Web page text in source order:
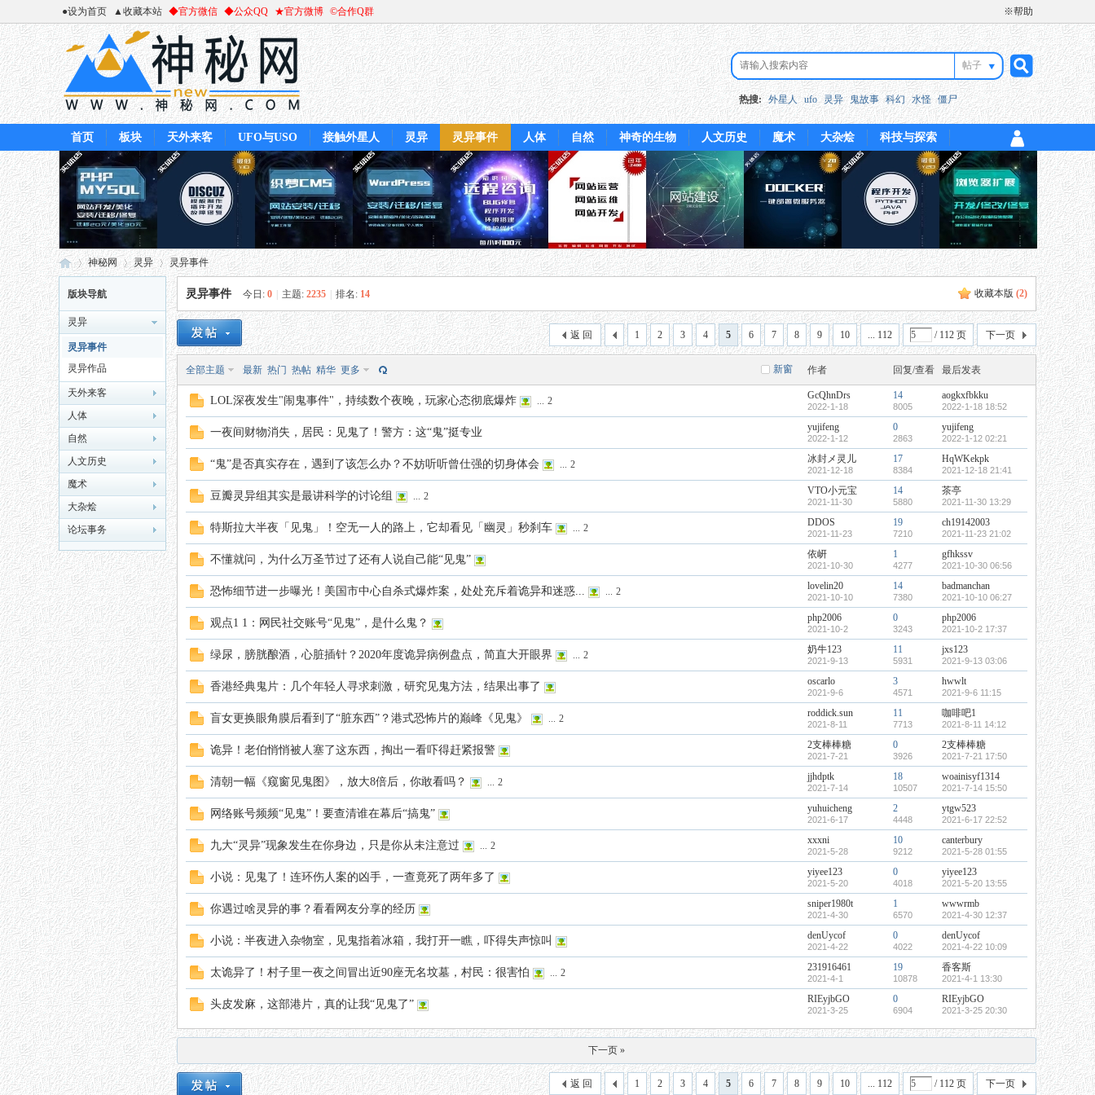
●设为首页 ▲收藏本站 ◆官方微信 ◆公众QQ ★官方微博 ©合作Q群 ※帮助
帖子
搜
索
热搜: 外星人 ufo 灵异 鬼故事 科幻 水怪 僵尸
首页 板块 天外来客 UFO与USO 接触外星人 灵异 灵异事件 人体 自然 神奇的生物 人文历史 魔术 大杂烩 科技与探索
神
秘
网
»
神秘网
›
灵异
›
灵异事件
版块导航
灵异
灵异事件
灵异作品
天外来客
人体
自然
人文历史
魔术
大杂烩
论坛事务
收藏本版 (2)
灵异事件 今日: 0 主题: 2235 排名: 14
1 2 3 4 5 6 7 8 9 10 ... 112 / 112 页 下一页
返 回
新窗
全部主题 最新 热门 热帖 精华 更多 作者 回复/查看 最后发表
LOL深夜发生"闹鬼事件"，持续数个夜晚，玩家心态彻底爆炸 ... 2 GcQhnDrs
2022-1-18
14
8005
aogkxfbkku
2022-1-18 18:52
一夜间财物消失，居民：见鬼了！警方：这“鬼”挺专业 yujifeng
2022-1-12
0
2863
yujifeng
2022-1-12 02:21
“鬼”是否真实存在，遇到了该怎么办？不妨听听曾仕强的切身体会 ... 2 冰封メ灵儿
2021-12-18
17
8384
HqWKekpk
2021-12-18 21:41
豆瓣灵异组其实是最讲科学的讨论组 ... 2 VTO小元宝
2021-11-30
14
5880
茶亭
2021-11-30 13:29
特斯拉大半夜「见鬼」！空无一人的路上，它却看见「幽灵」秒刹车 ... 2 DDOS
2021-11-23
19
7210
ch19142003
2021-11-23 21:02
不懂就问，为什么万圣节过了还有人说自己能“见鬼” 依岍
2021-10-30
1
4277
gfhkssv
2021-10-30 06:56
恐怖细节进一步曝光！美国市中心自杀式爆炸案，处处充斥着诡异和迷惑... ... 2 lovelin20
2021-10-10
14
7380
badmanchan
2021-10-10 06:27
观点1 1：网民社交账号“见鬼”，是什么鬼？ php2006
2021-10-2
0
3243
php2006
2021-10-2 17:37
绿尿，膀胱酿酒，心脏插针？2020年度诡异病例盘点，简直大开眼界 ... 2 奶牛123
2021-9-13
11
5931
jxs123
2021-9-13 03:06
香港经典鬼片：几个年轻人寻求刺激，研究见鬼方法，结果出事了 oscarlo
2021-9-6
3
4571
hwwlt
2021-9-6 11:15
盲女更换眼角膜后看到了“脏东西”？港式恐怖片的巅峰《见鬼》 ... 2 roddick.sun
2021-8-11
11
7713
咖啡吧1
2021-8-11 14:12
诡异！老伯悄悄被人塞了这东西，掏出一看吓得赶紧报警 2支棒棒糖
2021-7-21
0
3926
2支棒棒糖
2021-7-21 17:50
清朝一幅《窥窗见鬼图》，放大8倍后，你敢看吗？ ... 2 jjhdptk
2021-7-14
18
10507
woainisyf1314
2021-7-14 15:50
网络账号频频“见鬼”！要查清谁在幕后“搞鬼” yuhuicheng
2021-6-17
2
4448
ytgw523
2021-6-17 22:52
九大“灵异”现象发生在你身边，只是你从未注意过 ... 2 xxxni
2021-5-28
10
9212
canterbury
2021-5-28 01:55
小说：见鬼了！连环伤人案的凶手，一查竟死了两年多了 yiyee123
2021-5-20
0
4018
yiyee123
2021-5-20 13:55
你遇过啥灵异的事？看看网友分享的经历 sniper1980t
2021-4-30
1
6570
wwwrmb
2021-4-30 12:37
小说：半夜进入杂物室，见鬼指着冰箱，我打开一瞧，吓得失声惊叫 denUycof
2021-4-22
0
4022
denUycof
2021-4-22 10:09
太诡异了！村子里一夜之间冒出近90座无名坟墓，村民：很害怕 ... 2 231916461
2021-4-1
19
10878
香客斯
2021-4-1 13:30
头皮发麻，这部港片，真的让我“见鬼了” RIEyjbGO
2021-3-25
0
6904
RIEyjbGO
2021-3-25 20:30
下一页 »
1 2 3 4 5 6 7 8 9 10 ... 112 / 112 页 下一页
返 回